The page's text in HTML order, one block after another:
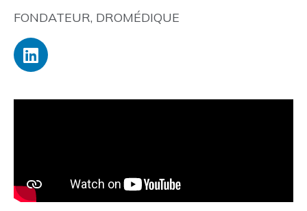
FONDATEUR, DROMÉDIQUE